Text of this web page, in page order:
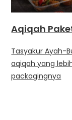
Aqiqah
Tasyakur Ayah-
aqiqah yang
packagingnya